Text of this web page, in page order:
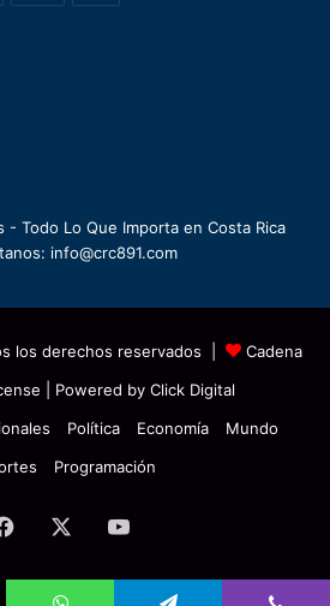
- Todo Lo Que Importa en Costa Rica
info@crc891.com
los derechos reservados |
Cadena
| Powered by Click Digital
Política Economía
Mundo
Programación
Facebook YouTube